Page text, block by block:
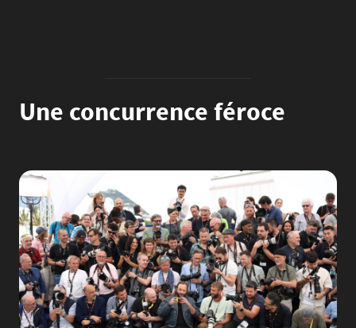
Une concurrence féroce
Image